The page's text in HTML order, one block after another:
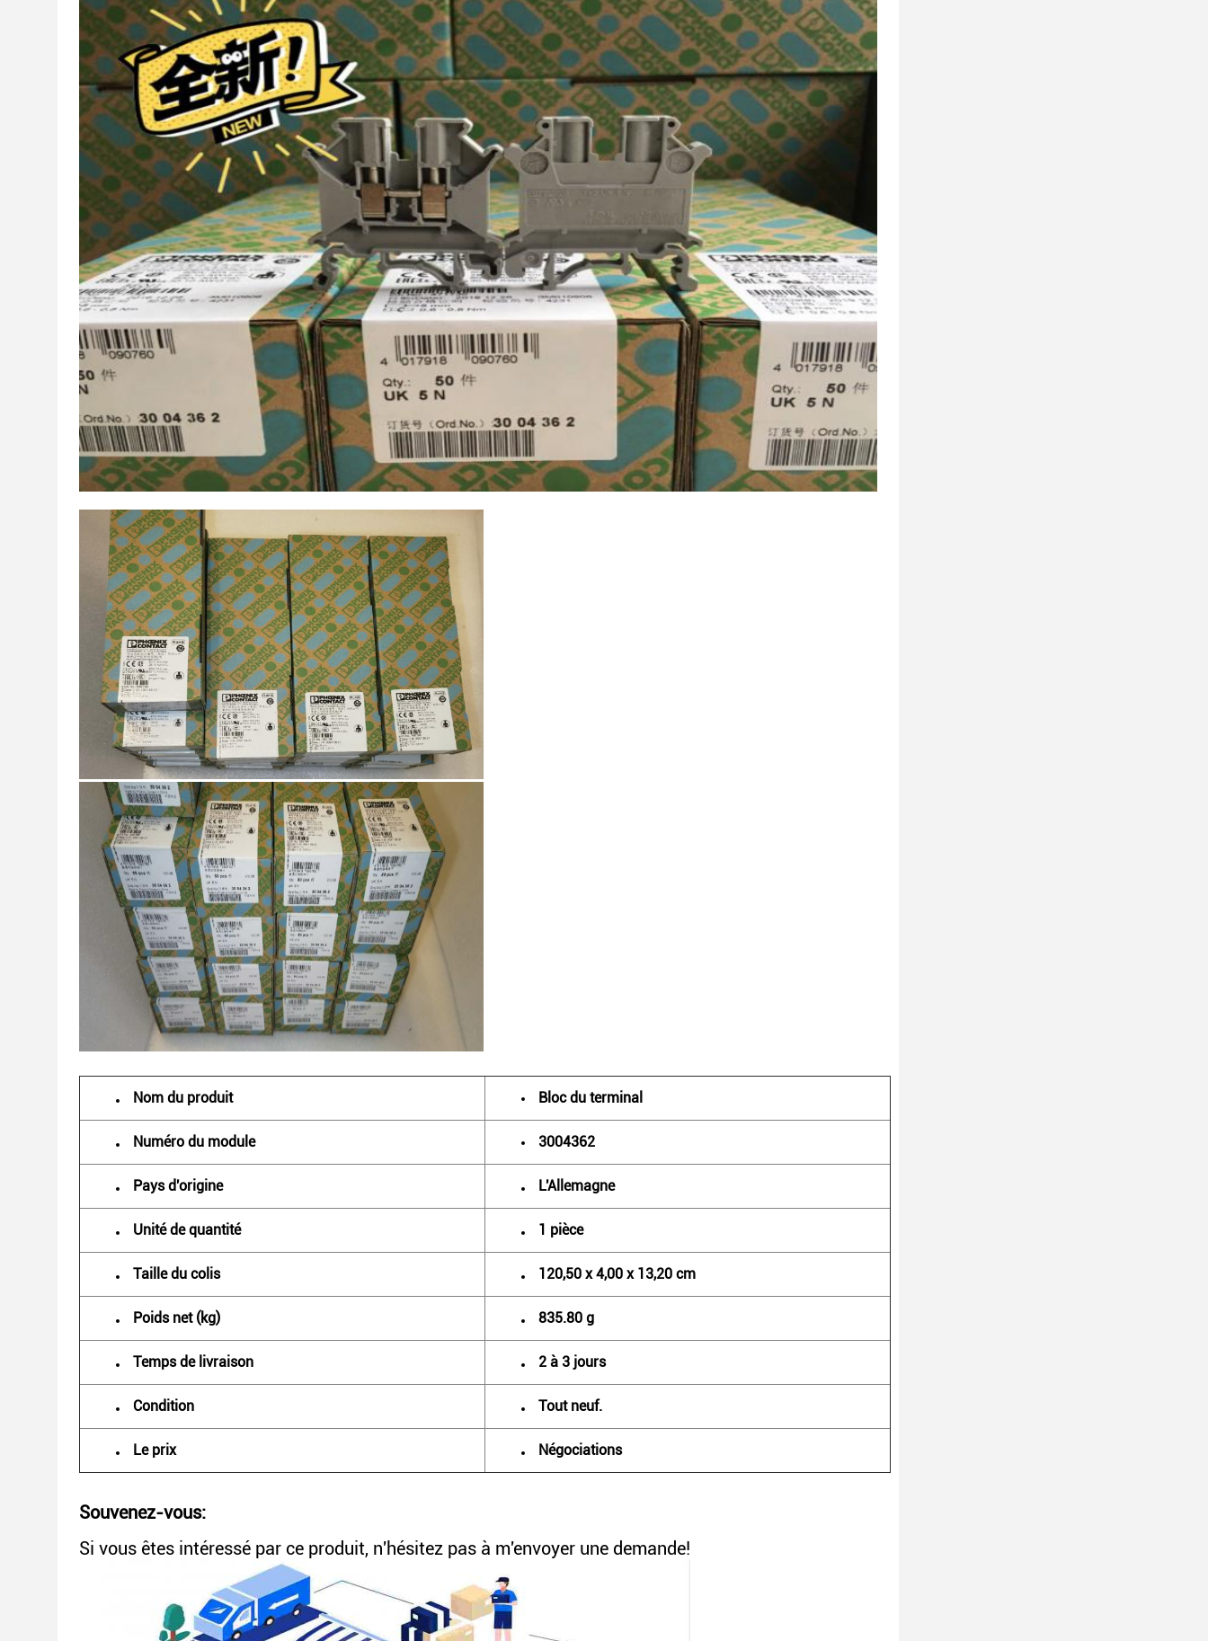
Laisser un message
Nous vous rappellerons bientôt!
Nom du produit Bloc du terminal
Numéro du module 3004362
Pays d'origine L'Allemagne
Unité de quantité 1 pièce
Taille du colis 120,50 x 4,00 x 13,20 cm
Poids net (kg) 835.80 g
Temps de livraison 2 à 3 jours
Condition Tout neuf.
Le prix Négociations
Souvenez-vous:
Si vous êtes intéressé par ce produit, n'hésitez pas à m'envoyer une demande!